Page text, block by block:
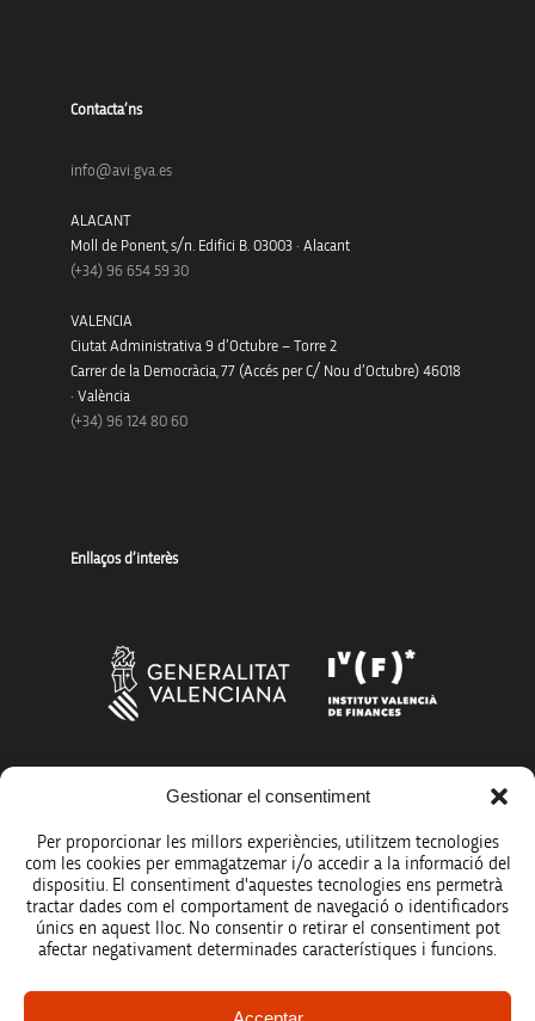
Gestionar el consentiment
Per proporcionar les millors experiències, utilitzem tecnologies
com les cookies per emmagatzemar i/o accedir a la informació del
dispositiu. El consentiment d'aquestes tecnologies ens permetrà
tractar dades com el comportament de navegació o identificadors
únics en aquest lloc. No consentir o retirar el consentiment pot
afectar negativament determinades característiques i funcions.
Contacta’ns
info@avi.gva.es
ALACANT
Moll de Ponent, s/n. Edifici B. 03003 · Alacant
(+34) 96 654 59 30
VALENCIA
Ciutat Administrativa 9 d’Octubre – Torre 2
Carrer de la Democràcia, 77 (Accés per C/ Nou d’Octubre) 46018
· València
(+34) 96 124 80 60
Enllaços d’interès
Més organismes de suport a la innovació
Avís legal